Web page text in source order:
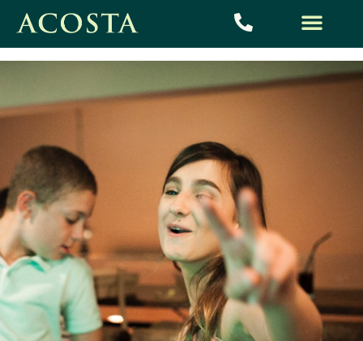
אירועי בת מצווה / בר
מצווה